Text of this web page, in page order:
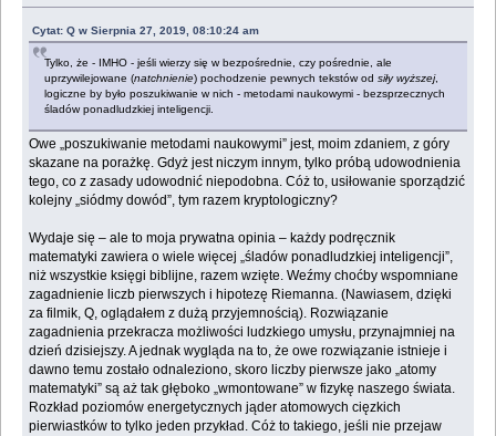
Cytat: Q w Sierpnia 27, 2019, 08:10:24 am
Tylko, że - IMHO - jeśli wierzy się w bezpośrednie, czy pośrednie, ale
uprzywilejowane (natchnienie) pochodzenie pewnych tekstów odsiły wyższej,
logiczne by było poszukiwanie w nich - metodami naukowymi - bezsprzecznych
śladów ponadludzkiej inteligencji.
Owe „poszukiwanie metodami naukowymi” jest, moim zdaniem, z góry
skazane na porażkę. Gdyż jest niczym innym, tylko próbą udowodnienia
tego, co z zasady udowodnić niepodobna. Cóż to, usiłowanie sporządzić
kolejny „siódmy dowód”, tym razem kryptologiczny?
Wydaje się – ale to moja prywatna opinia – każdy podręcznik
matematyki zawiera o wiele więcej „śladów ponadludzkiej inteligencji”,
niż wszystkie księgi biblijne, razem wzięte. Weźmy choćby wspomniane
zagadnienie liczb pierwszych i hipotezę Riemanna. (Nawiasem, dzięki
za filmik, Q, oglądałem z dużą przyjemnością). Rozwiązanie
zagadnienia przekracza możliwości ludzkiego umysłu, przynajmniej na
dzień dzisiejszy. A jednak wygląda na to, że owe rozwiązanie istnieje i
dawno temu zostało odnaleziono, skoro liczby pierwsze jako „atomy
matematyki” są aż tak głęboko „wmontowane” w fizykę naszego świata.
Rozkład poziomów energetycznych jąder atomowych cięzkich
pierwiastków to tylko jeden przykład. Cóż to takiego, jeśli nie przejaw